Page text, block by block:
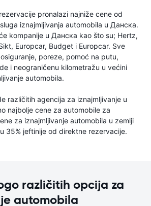
pronalazi najniže cene od
iznajmljivanja automobila u Данска.
kompanije u Данска kao što su; Hertz,
Europcar, Budget i Europcar. Sve
poreze, pomoć na putu,
i neograničenu kilometražu u većini
automobila.
različitih agencija za iznajmljivanje u
najbolje cene za automobile za
za iznajmljivanje automobila u zemlji
35% jeftinije od direktne rezervacije.
različitih opcija za
automobila